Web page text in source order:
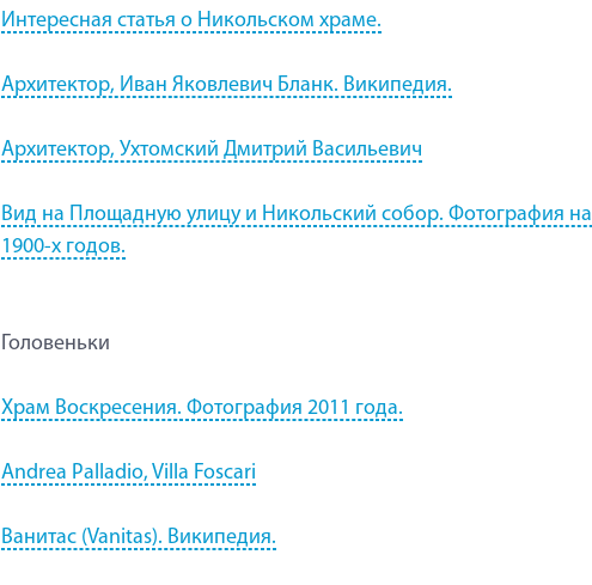
Интересная статья о Никольском храме.
Архитектор, Иван Яковлевич Бланк. Википедия.
Архитектор, Ухтомский Дмитрий Васильевич
Вид на Площадную улицу и Никольский собор. Фотография
1900-х годов.
Головеньки
Храм Воскресения. Фотография 2011 года.
Andrea Palladio, Villa Foscari
Ванитас (Vanitas). Википедия.